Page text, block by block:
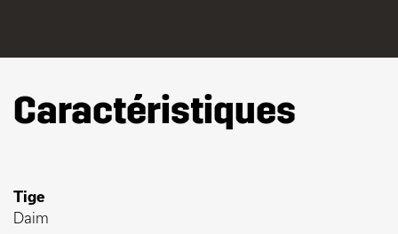
Caractéristiques
Tige
Daim